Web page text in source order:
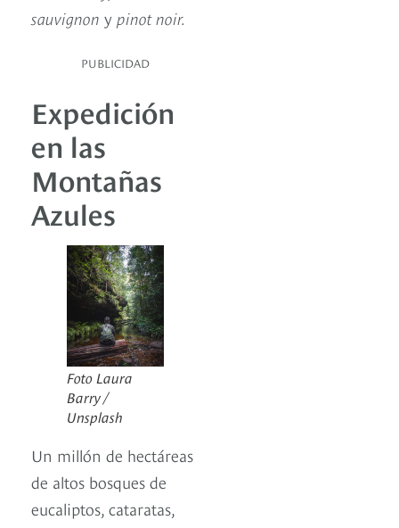
sauvignon y pinot noir.
PUBLICIDAD
Expedición
en las
Montañas
Azules
Foto Laura
Barry /
Unsplash
Un millón de hectáreas
de altos bosques de
eucaliptos, cataratas,